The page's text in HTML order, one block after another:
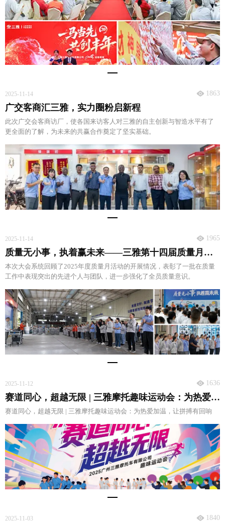
2025-11-14 1863
广交客商汇三雅，实力圈粉启新程
此次广交会客商访厂，使各国来访客人对三雅的自主创新与智造水平有了
更全面的了解，为未来的共赢合作奠定了坚实基础。
2025-11-14 1965
质量无小事，执着赢未来——三雅第十四届质量月活动总结大会
本次大会系统回顾了2025年度质量月活动的开展情况，表彰了一批在质量
工作中表现突出的先进个人与团队，进一步强化了全员质量意识。
2025-11-12 1636
赛道同心，超越无限 | 三雅摩托趣味运动会：为热爱加温，让拼搏有回响
赛道同心，超越无限 | 三雅摩托趣味运动会：为热爱加温，让拼搏有回响
2025-11-03 1840